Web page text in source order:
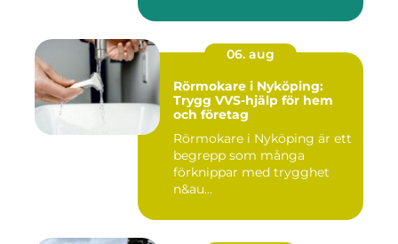
06. aug
Rörmokare i Nyköping:
Trygg VVS-hjälp för hem
och företag
Rörmokare i Nyköping är ett
begrepp som många
förknippar med trygghet
n&au...